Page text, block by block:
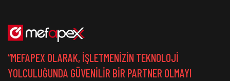
“MEFAPEX OLARAK, IŞLETMENIZIN TEKNOLOJI
YOLCULUĞUNDA GÜVENILIR BIR PARTNER OLMAYI